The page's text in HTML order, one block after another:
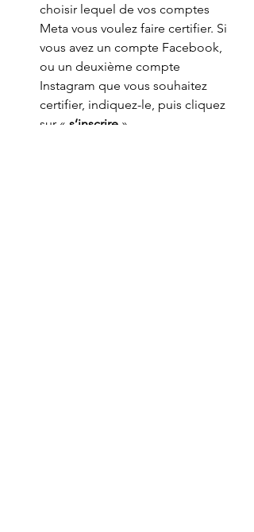
choisir lequel de vos comptes
Meta vous voulez faire certifier. Si
vous avez un compte Facebook,
ou un deuxième compte
Instagram que vous souhaitez
certifier, indiquez-le, puis cliquez
sur « s’inscrire ».